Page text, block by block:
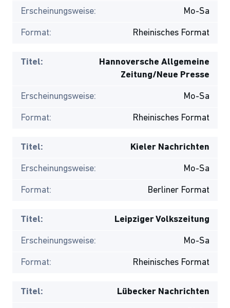
Erscheinungsweise: Mo-Sa
Format: Rheinisches Format
Titel:
Hannoversche Allgemeine
Zeitung/Neue Presse
Erscheinungsweise: Mo-Sa
Format: Rheinisches Format
Titel: Kieler Nachrichten
Erscheinungsweise: Mo-Sa
Format: Berliner Format
Titel: Leipziger Volkszeitung
Erscheinungsweise: Mo-Sa
Format: Rheinisches Format
Titel: Lübecker Nachrichten